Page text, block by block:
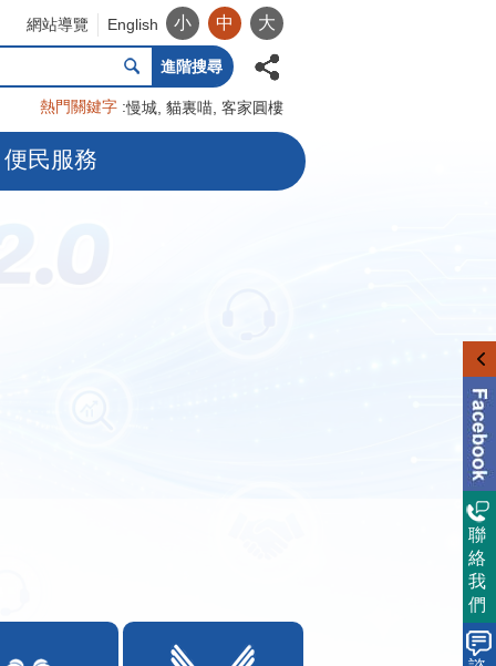
網站導覽 English 小 中 大
進階搜尋
熱門關鍵字 慢城 貓裏喵 客家圓樓
便民服務
聯
絡
我
們